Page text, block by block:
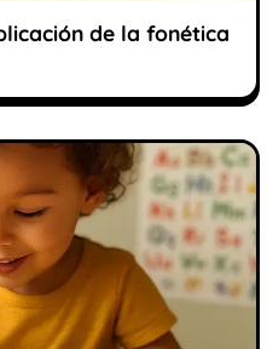
de la fonética